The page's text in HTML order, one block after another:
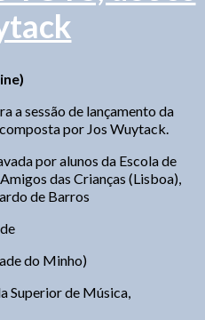
a sessão de lançamento da
por Jos Wuytack.
por alunos da Escola de
das Crianças (Lisboa),
de Barros
do Minho)
Superior de Música,